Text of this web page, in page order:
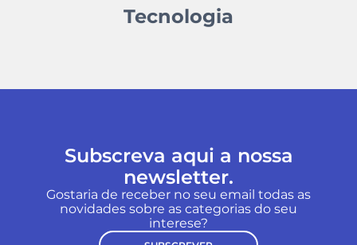
Tecnologia
Subscreva aqui a nossa
newsletter.
Gostaria de receber no seu email todas as
novidades sobre as categorias do seu
interese?